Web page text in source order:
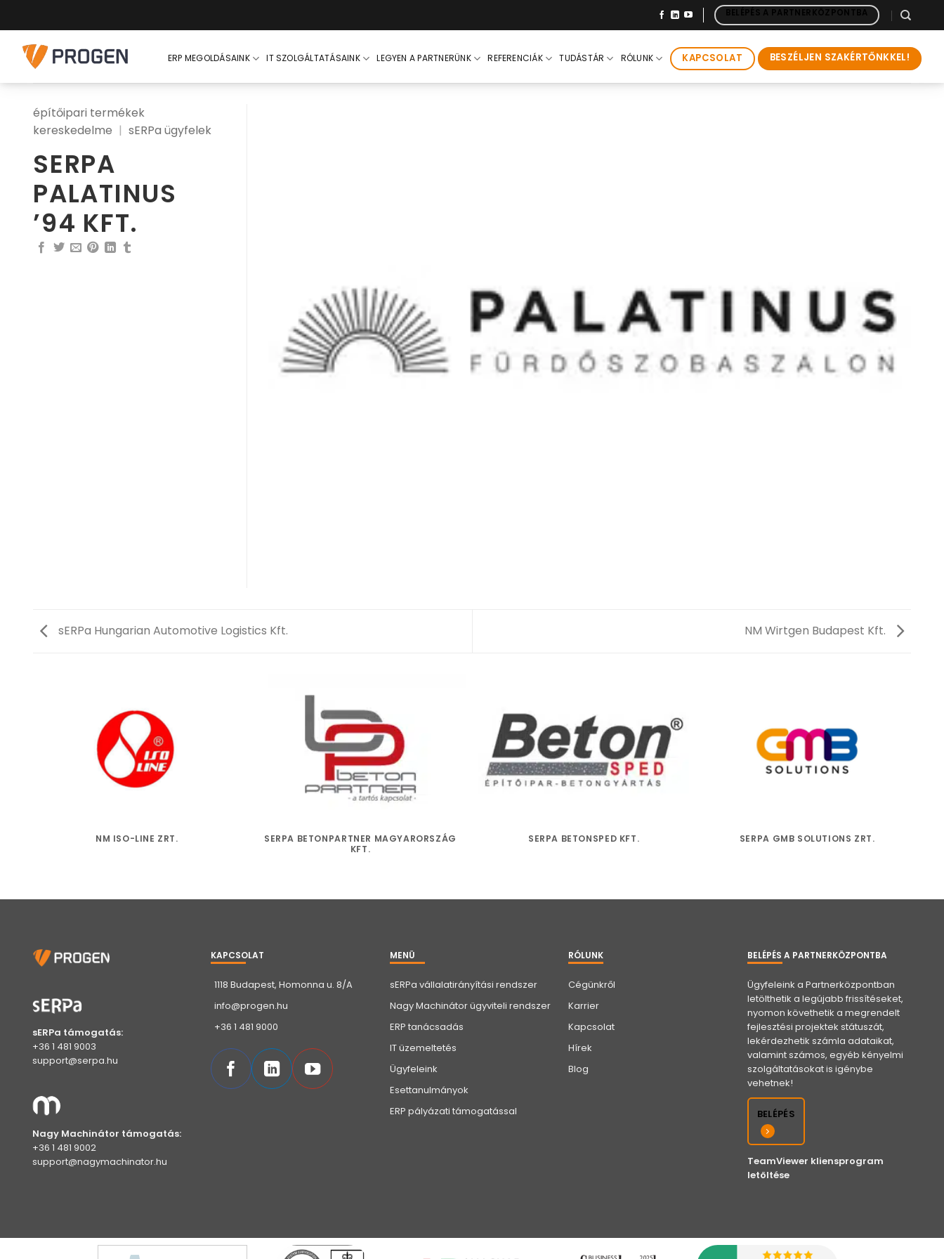
content
BELÉPÉS A PARTNERKÖZPONTBA
ERP MEGOLDÁSAINK IT SZOLGÁLTATÁSAINK LEGYEN A PARTNERÜNK REFERENCIÁK TUDÁSTÁR RÓLUNK KAPCSOLAT BESZÉLJEN SZAKÉRTŐNKKEL!
építőipari termékek
kereskedelme | sERPa ügyfelek
SERPA
PALATINUS
’94 KFT.
sERPa Hungarian Automotive Logistics Kft. NM Wirtgen Budapest Kft.
NM ISO-LINE ZRT.
SERPA BETONPARTNER MAGYARORSZÁG
KFT.
SERPA BETONSPED KFT. SERPA GMB SOLUTIONS ZRT.
sERPa támogatás:
+36 1 481 9003
support@serpa.hu
Nagy Machinátor támogatás:
+36 1 481 9002
support@nagymachinator.hu
KAPCSOLAT
1118 Budapest, Homonna u. 8/A
info@progen.hu
+36 1 481 9000
MENÜ
sERPa vállalatirányítási rendszer
Nagy Machinátor ügyviteli rendszer
ERP tanácsadás
IT üzemeltetés
Ügyfeleink
Esettanulmányok
ERP pályázati támogatással
RÓLUNK
Cégünkről
Karrier
Kapcsolat
Hírek
Blog
BELÉPÉS A PARTNERKÖZPONTBA
Ügyfeleink a Partnerközpontban
letölthetik a legújabb frissítéseket,
nyomon követhetik a megrendelt
fejlesztési projektek státuszát,
lekérdezhetik számla adataikat,
valamint számos, egyéb kényelmi
szolgáltatásokat is igénybe
vehetnek!
BELÉPÉS
TeamViewer kliensprogram
letöltése